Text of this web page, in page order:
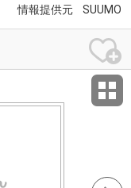
情報提供元 SUUMO